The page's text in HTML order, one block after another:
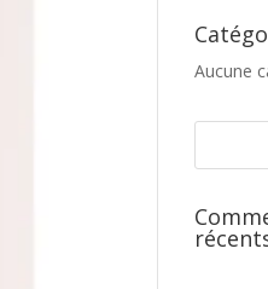
Aucune